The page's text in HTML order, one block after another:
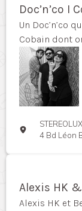
Doc’n’co I
Un Doc’n’co
Cobain dont
STEREOLUX
4 Bd Léon
Alexis HK
Alexis HK et